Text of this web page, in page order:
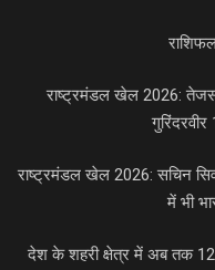
राष्ट्रमंडल खेल 2026: तेजस
राष्ट्रमंडल खेल 2026: सचिन
में भी
देश के शहरी क्षेत्र में अब तक